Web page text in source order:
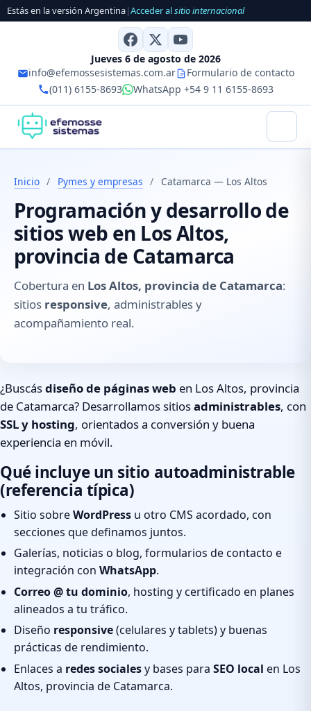
Estás en la versión Argentina|Acceder alsitio internacional
Jueves 6 de agosto de 2026
info@efemossesistemas.com.ar
Formulario de contacto
(011) 6155-8693
WhatsApp +54 9 11 6155-8693
Inicio / Pymes y empresas / Catamarca — Los Altos
Programación y desarrollo de
sitios web en Los Altos,
provincia de Catamarca
Cobertura en Los Altos, provincia de Catamarca:
sitios responsive, administrables y
acompañamiento real.
¿Buscásdiseño de páginas web en Los Altos, provincia
de Catamarca? Desarrollamos sitiosadministrables, con
SSL y hosting, orientados a conversión y buena
experiencia en móvil.
Qué incluye un sitio autoadministrable
(referencia típica)
Sitio sobreWordPress u otro CMS acordado, con
secciones que definamos juntos.
Galerías, noticias o blog, formularios de contacto e
integración con WhatsApp.
Correo @ tu dominio, hosting y certificado en planes
alineados a tu tráfico.
Diseño responsive(celulares y tablets) y buenas
prácticas de rendimiento.
Enlaces a redes socialesy bases para SEO local en Los
Altos, provincia de Catamarca.